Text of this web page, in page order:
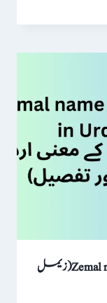
Zemal name meaning in Urdu and description(زیمل